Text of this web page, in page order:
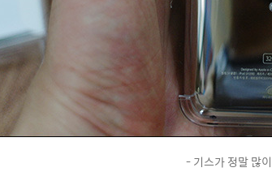
- 기스가 정말 많